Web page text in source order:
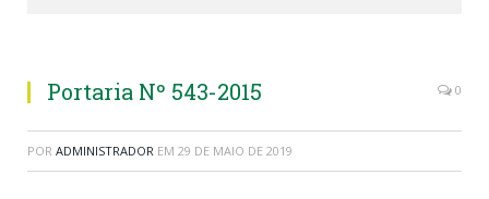
Portaria Nº 543-2015 0
POR ADMINISTRADOR EM 29 DE MAIO DE 2019